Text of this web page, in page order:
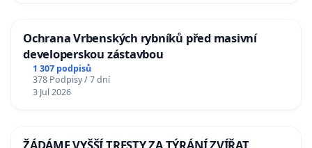
Ochrana Vrbenských rybníků před masivní
developerskou zástavbou
1 307 podpisů
378 Podpisy / 7 dní
3 Jul 2026